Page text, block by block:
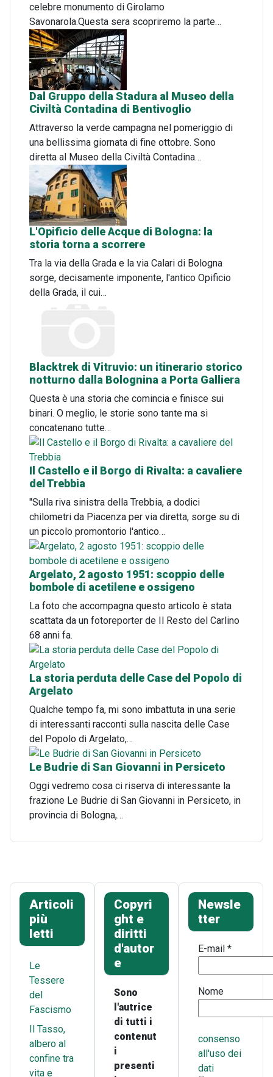
celebre monumento di Girolamo
Savonarola.Questa sera scopriremo la parte…
Dal Gruppo della Stadura al Museo della
Civiltà Contadina di Bentivoglio
Attraverso la verde campagna nel pomeriggio di
una bellissima giornata di fine ottobre. Sono
diretta al Museo della Civiltà Contadina…
L'Opificio delle Acque di Bologna: la
storia torna a scorrere
Tra la via della Grada e la via Calari di Bologna
sorge, decisamente imponente, l'antico Opificio
della Grada, il cui…
Blacktrek di Vitruvio: un itinerario storico
notturno dalla Bolognina a Porta Galliera
Questa è una storia che comincia e finisce sui
binari. O meglio, le storie sono tante ma si
concatenano tutte…
Il Castello e il Borgo di Rivalta: a cavaliere
del Trebbia
"Sulla riva sinistra della Trebbia, a dodici
chilometri da Piacenza per via diretta, sorge su di
un piccolo promontorio l'antico…
Argelato, 2 agosto 1951: scoppio delle
bombole di acetilene e ossigeno
La foto che accompagna questo articolo è stata
scattata da un fotoreporter de Il Resto del Carlino
68 anni fa.
La storia perduta delle Case del Popolo di
Argelato
Qualche tempo fa, mi sono imbattuta in una serie
di interessanti racconti sulla nascita delle Case
del Popolo di Argelato,…
Le Budrie di San Giovanni in Persiceto
Oggi vedremo cosa ci riserva di interessante la
frazione Le Budrie di San Giovanni in Persiceto, in
provincia di Bologna,…
Articoli
più
letti
Le
Tessere
del
Fascismo
Il Tasso,
albero al
confine tra
vita e
Copyri
ght e
diritti
d'autor
e
Sono
l'autrice
di tutti i
contenut
i
presenti
Newsle
tter
E-mail*
Nome
consenso
all'uso dei
dati